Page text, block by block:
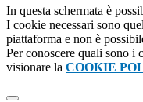
In questa schermata è
I cookie necessari sono
piattaforma e non è
Per conoscere quali sono i
visionare la COOKIE